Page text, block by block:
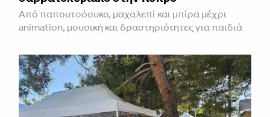
Από παπουτσόσυκο, μαχαλεπί και μπίρα μέχρι
animation, μουσική και δραστηριότητες για παιδιά